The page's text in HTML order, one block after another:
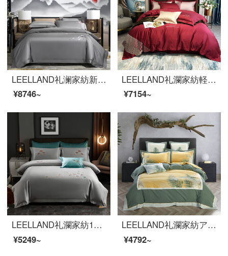
LEELLAND礼澜家紡新中国式刺繍100本の全綿ベッド用品四点セットの純綿現代別荘見本室のハイエンドベッド用品セットのハスの花-深冬灰1.8-2.0メートルベッド/220*240 cm
¥8746~
LEELLAND礼瀾家紡軽奢極簡素風100本の綿花刺繍綿100本の無地ベッドの上に4つのセットの純綿ベッド用品セットの薫風1.8-2.0メートルベッド/220*240 cm
¥7154~
LEELLAND礼瀾家紡100本の50双の綿の新しい中国式の刺繍の全綿のベッドの上で4件のセットの純綿の貢の緞子のハイエンドの刺繍のベッドの品物のセットの俊秀-ほこりの1.8-2000メートルのベッド/220*240 cm
¥5249~
LEELLAND礼瀾家紡アメリカ式色織水洗い綿刺繍全綿寝具四点セット純綿ベッド用品茂林1.8-2.0メートルベッド/220*240 cm
¥4792~